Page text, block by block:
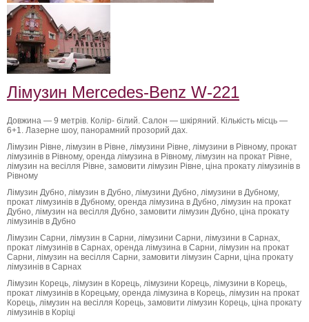
Лімузин Mercedes-Benz W-221
Довжина — 9 метрів. Колір- білий. Салон — шкіряний. Кількість місць —
6+1. Лазерне шоу, панорамний прозорий дах.
Лімузин Рівне, лімузин в Рівне, лімузини Рівне, лімузини в Рівному, прокат
лімузинів в Рівному, оренда лімузина в Рівному, лімузин на прокат Рівне,
лімузин на весілля Рівне, замовити лімузин Рівне, ціна прокату лімузинів в
Рівному
Лімузин Дубно, лімузин в Дубно, лімузини Дубно, лімузини в Дубному,
прокат лімузинів в Дубному, оренда лімузина в Дубно, лімузин на прокат
Дубно, лімузин на весілля Дубно, замовити лімузин Дубно, ціна прокату
лімузинів в Дубно
Лімузин Сарни, лімузин в Сарни, лімузини Сарни, лімузини в Сарнах,
прокат лімузинів в Сарнах, оренда лімузина в Сарни, лімузин на прокат
Сарни, лімузин на весілля Сарни, замовити лімузин Сарни, ціна прокату
лімузинів в Сарнах
Лімузин Корець, лімузин в Корець, лімузини Корець, лімузини в Корець,
прокат лімузинів в Корецьму, оренда лімузина в Корець, лімузин на прокат
Корець, лімузин на весілля Корець, замовити лімузин Корець, ціна прокату
лімузинів в Коріці